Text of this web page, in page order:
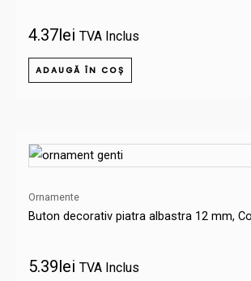
4.37lei TVA Inclus
ADAUGĂ ÎN COȘ
Ornamente
Buton decorativ piatra albastra 12 mm,
5.39lei TVA Inclus